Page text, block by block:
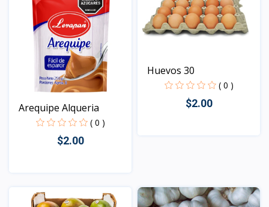
Arequipe Alqueria
( 0 )
$2.00
Huevos 30
( 0 )
$2.00